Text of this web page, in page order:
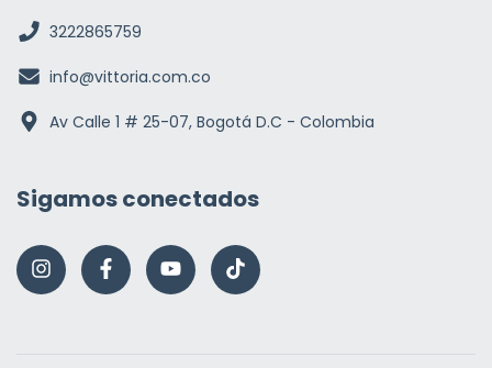
3222865759
info@vittoria.com.co
Av Calle 1 # 25-07, Bogotá D.C - Colombia
Sigamos conectados